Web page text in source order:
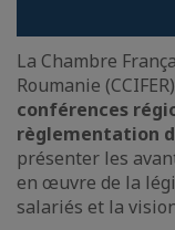
La Chambre
Roumanie
conférences
règlementation
présenter les
en œuvre de la
salariés et la